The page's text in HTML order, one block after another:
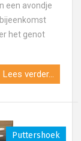
een avondje
het genot
Lees verder...
Puttershoek